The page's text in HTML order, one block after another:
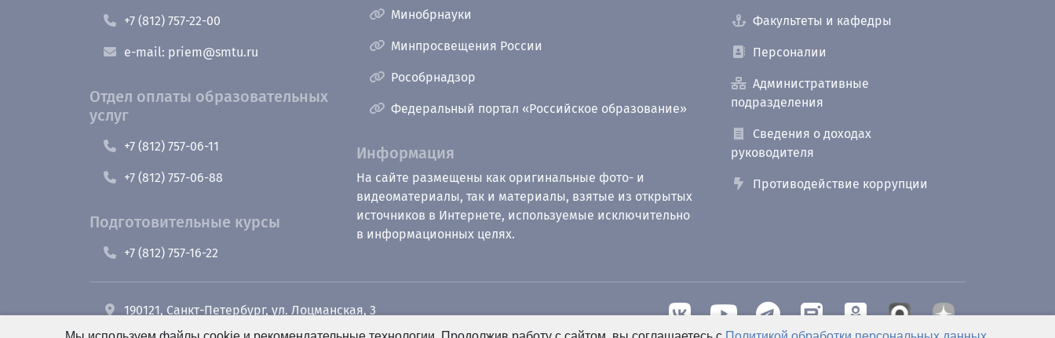
+7 (812) 757-22-00
e-mail: priem@smtu.ru
Отдел оплаты образовательных
услуг
+7 (812) 757-06-11
+7 (812) 757-06-88
Подготовительные курсы
+7 (812) 757-16-22
Минобрнауки
Минпросвещения России
Рособрнадзор
Федеральный портал «Российское образование»
Информация
На сайте размещены как оригинальные фото- и
видеоматериалы, так и материалы, взятые из открытых
источников в Интернете, используемые исключительно
в информационных целях.
Факультеты и кафедры
Персоналии
Административные
подразделения
Сведения о доходах
руководителя
Противодействие коррупции
190121, Санкт-Петербург, ул. Лоцманская, 3